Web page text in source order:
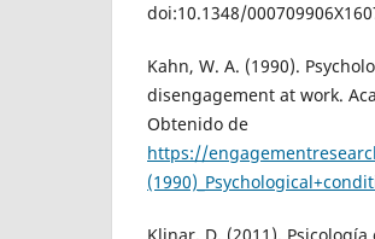
doi:10.1348/
Kahn, W. A. (1990).
disengagement at work.
Obtenido de
https://